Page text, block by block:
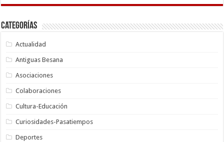
Categorías
Actualidad
Antiguas Besana
Asociaciones
Colaboraciones
Cultura-Educación
Curiosidades-Pasatiempos
Deportes